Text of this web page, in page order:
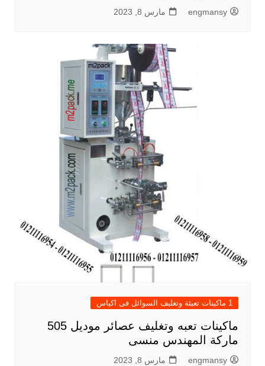
engmansy مارس 8, 2023
1 ماكينات تعبئة وتغليف السوائل فى اكياس
ماكينات تعبه وتغليف عصائر موديل 505
ماركة المهندس منسى
engmansy مارس 8, 2023